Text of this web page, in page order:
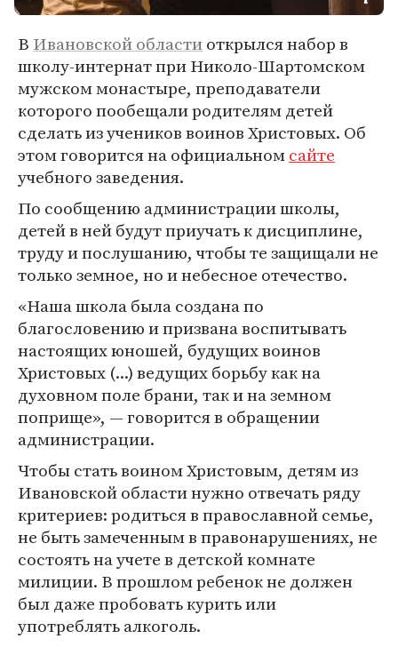
В Ивановской областиоткрылся набор в
школу-интернат при Николо-Шартомском
мужском монастыре, преподаватели
которого пообещали родителям детей
сделать из учеников воинов Христовых. Об
этом говорится на официальномсайте
учебного заведения.
По сообщению администрации школы,
детей в ней будут приучать к дисциплине,
труду и послушанию, чтобы те защищали не
только земное, но и небесное отечество.
«Наша школа была создана по
благословению и призвана воспитывать
настоящих юношей, будущих воинов
Христовых (...) ведущих борьбу как на
духовном поле брани, так и на земном
поприще», — говорится в обращении
администрации.
Чтобы стать воином Христовым, детям из
Ивановской области нужно отвечать ряду
критериев: родиться в православной семье,
не быть замеченным в правонарушениях, не
состоять на учете в детской комнате
милиции. В прошлом ребенок не должен
был даже пробовать курить или
употреблять алкоголь.